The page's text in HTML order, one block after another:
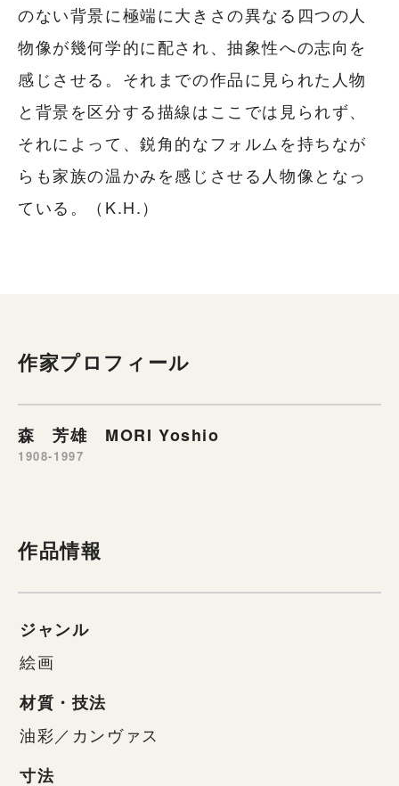
のない背景に極端に大きさの異なる四つの人
物像が幾何学的に配され、抽象性への志向を
感じさせる。それまでの作品に見られた人物
と背景を区分する描線はここでは見られず、
それによって、鋭角的なフォルムを持ちなが
らも家族の温かみを感じさせる人物像となっ
ている。（K.H.）
作家プロフィール
森 芳雄 MORI Yoshio
1908-1997
作品情報
ジャンル
絵画
材質・技法
油彩／カンヴァス
寸法